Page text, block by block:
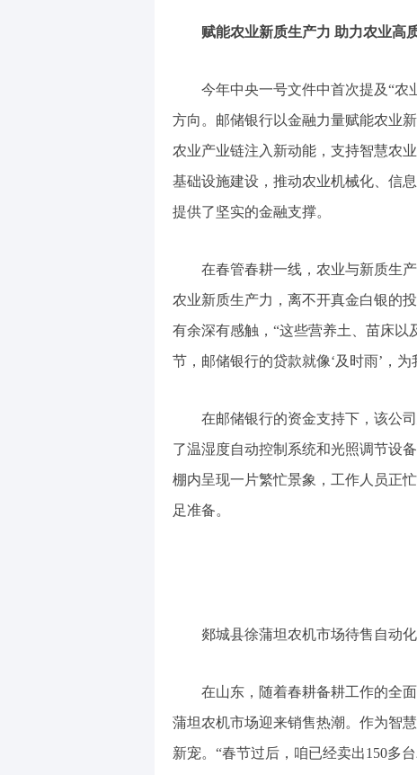
赋能农业新质生产力 助力农业高
今年中央一号文件中首次提及“农
方向。邮储银行以金融力量赋能农业
农业产业链注入新动能，支持智慧农
基础设施建设，推动农业机械化、信
提供了坚实的金融支撑。
在春管春耕一线，农业与新质生产
农业新质生产力，离不开真金白银的
有余深有感触，“这些营养土、苗床
节，邮储银行的贷款就像‘及时雨’，
在邮储银行的资金支持下，该公司
了温湿度自动控制系统和光照调节设
棚内呈现一片繁忙景象，工作人员正
足准备。
郯城县徐蒲坦农机市场待售自动化
在山东，随着春耕备耕工作的全
蒲坦农机市场迎来销售热潮。作为智
新宠。“春节过后，咱已经卖出150多